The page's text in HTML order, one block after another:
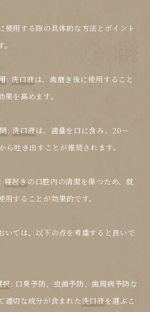
使用する際の具体的な方法とポイント
:洗口液は、歯磨き後に使用すること
を高めます。
:洗口液は、適量を口に含み、20～
ら吐き出すことが推奨されます。
: 寝起き の口腔内の清潔を保つため、就
用することが効果的です。
いては、以下の点を考慮すると良いで
択: 口臭予防、虫歯予防、歯周病予防な
適切な成分が含まれた洗口液を選ぶこ